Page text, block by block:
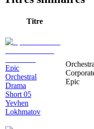
Titre
Epic
Orchestral
Drama
Short 05
Yevhen
Lokhmatov
Epic